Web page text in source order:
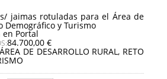
jaimas rotuladas para el Área de
Demográfico y Turismo
Portal
84.700,00 €
ÁREA DE DESARROLLO RURAL, RETO